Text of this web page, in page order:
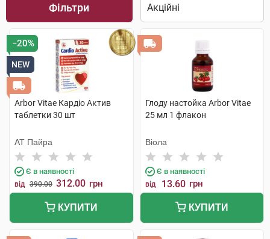
Фільтри
−20%
NEW
Arbor Vitae Кардіо Актив
таблетки 30 шт
АТ Пайра
Є в наявності
від 390.00 312.00 грн
КУПИТИ
Глоду настойка Arbor Vitae
25 мл 1 флакон
Віола
Є в наявності
від 13.60 грн
КУПИТИ